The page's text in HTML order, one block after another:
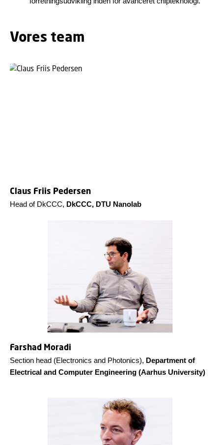
Vores team
Claus Friis Pedersen
Head of DkCCC, DkCCC, DTU Nanolab
Farshad Moradi
Section head (Electronics and Photonics), Department of
Electrical and Computer Engineering (Aarhus University)